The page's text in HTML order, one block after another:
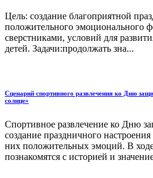
Цель: создание благоприятной
положительного эмоционального
сверстниками, условий для
детей. Задачи:продолжать зна...
Сценарий спортивного развлечения ко Дню
солнце»
Спортивное развлечение ко Дню
создание праздничного
них положительных эмоций. В
познакомятся с историей и